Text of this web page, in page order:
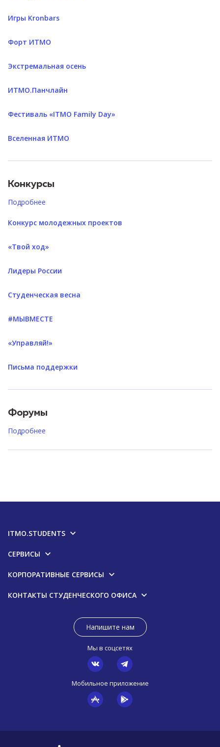
Игры Kronbars
Форт ИТМО
Экстремальная осень
ИТМО.Панчлайн
Фестиваль «ITMO Family Day»
Вселенная ИТМО
Конкурсы
Подробнее
Конкурс молодежных проектов
«Твой ход»
Лидеры России
Студенческая весна
#МЫВМЕСТЕ
«Управляй!»
Письма поддержки
Форумы
Подробнее
ITMO.STUDENTS
СЕРВИСЫ
КОРПОРАТИВНЫЕ СЕРВИСЫ
КОНТАКТЫ СТУДЕНЧЕСКОГО ОФИСА
Напишите нам
Мы в соцсетях
Мобильное приложение